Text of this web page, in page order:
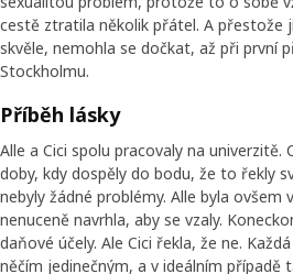
cestě ztratila několik přátel. A přestože
skvěle, nemohla se dočkat, až při první
Stockholmu.
Příběh lásky
Alle a Cici spolu pracovaly na univerzitě.
doby, kdy dospěly do bodu, že to řekly
nebyly žádné problémy. Alle byla ovšem
nenuceně navrhla, aby se vzaly.
daňové účely. Ale Cici řekla, že ne.
něčím jedinečným, a v ideálním případě